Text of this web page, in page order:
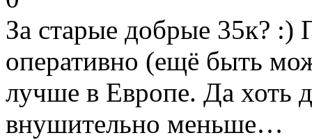
За старые добрые 35к? :)
оперативно (ещё быть
лучше в Европе. Да хоть
внушительно меньше…